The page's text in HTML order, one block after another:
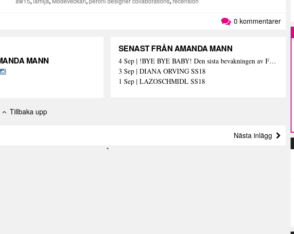
0 kommentarer
MANN
SENAST FRÅN AMANDA MANN
4 Sep | !BYE BYE BABY! Den sista bevakningen av Fashion Week Stockholm – och med den de sista skrivna orden (här)
3 Sep | DIANA ORVING SS18
1 Sep | LAZOSCHMIDL SS18
Tillbaka upp
Nästa inlägg